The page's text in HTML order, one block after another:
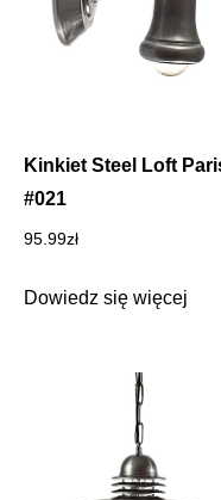
Kinkiet Steel Loft
#021
95.99zł
Dowiedz się więcej